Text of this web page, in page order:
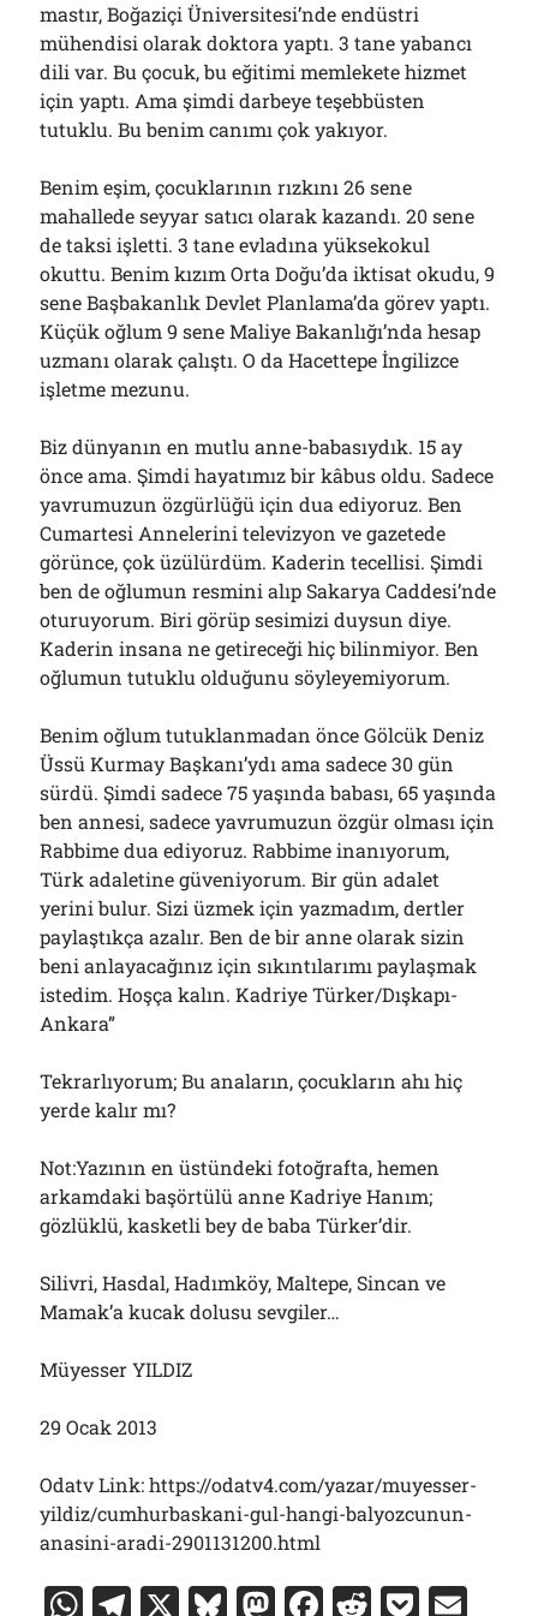
mastır, Boğaziçi Üniversitesi’nde endüstri
mühendisi olarak doktora yaptı. 3 tane yabancı
dili var. Bu çocuk, bu eğitimi memlekete hizmet
için yaptı. Ama şimdi darbeye teşebbüsten
tutuklu. Bu benim canımı çok yakıyor.
Benim eşim, çocuklarının rızkını 26 sene
mahallede seyyar satıcı olarak kazandı. 20 sene
de taksi işletti. 3 tane evladına yüksekokul
okuttu. Benim kızım Orta Doğu’da iktisat okudu, 9
sene Başbakanlık Devlet Planlama’da görev yaptı.
Küçük oğlum 9 sene Maliye Bakanlığı’nda hesap
uzmanı olarak çalıştı. O da Hacettepe İngilizce
işletme mezunu.
Biz dünyanın en mutlu anne-babasıydık. 15 ay
önce ama. Şimdi hayatımız bir kâbus oldu. Sadece
yavrumuzun özgürlüğü için dua ediyoruz. Ben
Cumartesi Annelerini televizyon ve gazetede
görünce, çok üzülürdüm. Kaderin tecellisi. Şimdi
ben de oğlumun resmini alıp Sakarya Caddesi’nde
oturuyorum. Biri görüp sesimizi duysun diye.
Kaderin insana ne getireceği hiç bilinmiyor. Ben
oğlumun tutuklu olduğunu söyleyemiyorum.
Benim oğlum tutuklanmadan önce Gölcük Deniz
Üssü Kurmay Başkanı’ydı ama sadece 30 gün
sürdü. Şimdi sadece 75 yaşında babası, 65 yaşında
ben annesi, sadece yavrumuzun özgür olması için
Rabbime dua ediyoruz. Rabbime inanıyorum,
Türk adaletine güveniyorum. Bir gün adalet
yerini bulur. Sizi üzmek için yazmadım, dertler
paylaştıkça azalır. Ben de bir anne olarak sizin
beni anlayacağınız için sıkıntılarımı paylaşmak
istedim. Hoşça kalın. Kadriye Türker/Dışkapı-
Ankara”
Tekrarlıyorum; Bu anaların, çocukların ahı hiç
yerde kalır mı?
Not:Yazının en üstündeki fotoğrafta, hemen
arkamdaki başörtülü anne Kadriye Hanım;
gözlüklü, kasketli bey de baba Türker’dir.
Silivri, Hasdal, Hadımköy, Maltepe, Sincan ve
Mamak’a kucak dolusu sevgiler…
Müyesser YILDIZ
29 Ocak 2013
Odatv Link: https://odatv4.com/yazar/muyesser-
yildiz/cumhurbaskani-gul-hangi-balyozcunun-
anasini-aradi-2901131200.html
W T X Bl M F R P